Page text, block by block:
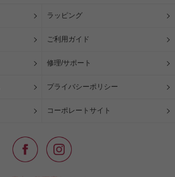
ラッピング
ご利用ガイド
修理/サポート
プライバシーポリシー
コーポレートサイト